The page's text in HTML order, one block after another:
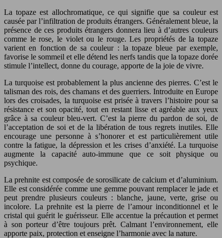
La topaze est allochromatique, ce qui signifie que sa couleur est
causée par l’infiltration de produits étrangers. Généralement bleue, la
présence de ces produits étrangers donnera lieu à d’autres couleurs
comme le rose, le violet ou le rouge. Les propriétés de la topaze
varient en fonction de sa couleur : la topaze bleue par exemple,
favorise le sommeil et elle détend les nerfs tandis que la topaze dorée
stimule l’intellect, donne du courage, apporte de la joie de vivre.
La turquoise est probablement la plus ancienne des pierres. C’est le
talisman des rois, des chamans et des guerriers. Introduite en Europe
lors des croisades, la turquoise est prisée à travers l’histoire pour sa
résistance et son opacité, tout en restant lisse et agréable aux yeux
grâce à sa couleur bleu-vert. C’est la pierre du pardon de soi, de
l’acceptation de soi et de la libération de tous regrets inutiles. Elle
encourage une personne à s’honorer et est particulièrement utile
contre la fatigue, la dépression et les crises d’anxiété. La turquoise
augmente la capacité auto-immune que ce soit physique ou
psychique.
La prehnite est composée de sorosilicate de calcium et d’aluminium.
Elle est considérée comme une gemme pouvant remplacer le jade et
peut prendre plusieurs couleurs : blanche, jaune, verte, grise ou
incolore. La prehnite est la pierre de l’amour inconditionnel et le
cristal qui guérit le guérisseur. Elle accentue la précaution et permet
à son porteur d’être toujours prêt. Calmant l’environnement, elle
apporte paix, protection et enseigne l’harmonie avec la nature.